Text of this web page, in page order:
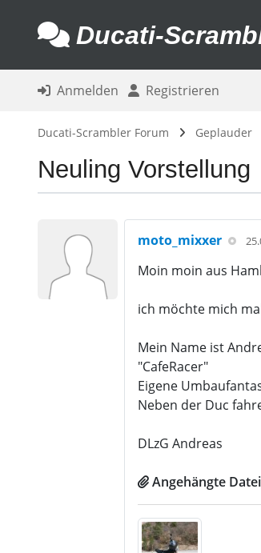
Ducati-
Anmelden Registrieren
Ducati-Scrambler Forum Geplauder
Neuling Vorstellung
moto_mixxer
Moin moin aus
ich möchte mich
Mein Name ist
"CafeRacer"
Eigene
Neben der Duc
DLzG Andreas
Angehängte